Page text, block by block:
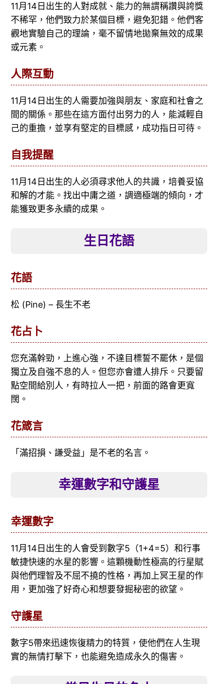
11月14日出生的人對成就、能力的無謂稱讚與誇獎
不稀罕，他們致力於某個目標，避免犯錯。他們客
觀地實驗自己的理論，毫不留情地拋棄無效的成果
或元素。
人際互動
11月14日出生的人需要加強與朋友、家庭和社會之
間的關係。那些在這方面付出努力的人，能減輕自
己的重擔，並享有堅定的目標感，成功指日可待。
自我提醒
11月14日出生的人必須尋求他人的共識，培養妥協
和解的才能。找出中庸之道，調適極端的傾向，才
能獲致更多永續的成果。
生日花語
花語
松 (Pine) – 長生不老
花占卜
您充滿幹勁，上進心強，不達目標誓不罷休，是個
獨立及自強不息的人。但您亦會遭人排斥。只要留
點空間給別人，有時拉人一把，前面的路會更寬
闊。
花箴言
「滿招損、謙受益」是不老的名言。
幸運數字和守護星
幸運數字
11月14日出生的人會受到數字5（1+4=5）和行事
敏捷快速的水星的影響。這顆機動性極高的行星賦
與他們理智及不屈不撓的性格，再加上冥王星的作
用，更加強了好奇心和想要發掘秘密的欲望。
守護星
數字5帶來迅速恢復精力的特質，使他們在人生現
實的無情打擊下，也能避免造成永久的傷害。